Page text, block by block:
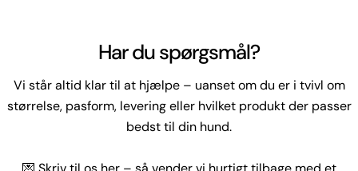
Har du spørgsmål?
Vi står altid klar til at hjælpe – uanset om du er i tvivl om
størrelse, pasform, levering eller hvilket produkt der passer
bedst til din hund.